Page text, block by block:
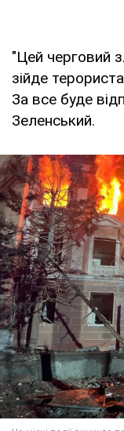
"Цей черговий
зійде
За все буде
Зеленський.